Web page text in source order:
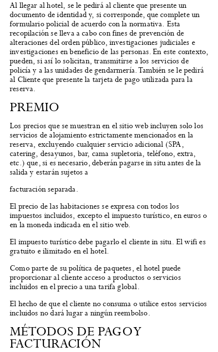
Al llegar al hotel, se le pedirá al cliente que presente un
documento de identidad y, si corresponde, que complete un
formulario policial de acuerdo con la normativa. Esta
recopilación se lleva a cabo con fines de prevención de
alteraciones del orden público, investigaciones judiciales e
investigaciones en beneficio de las personas. En este contexto,
pueden, si así lo solicitan, transmitirse a los servicios de
policía y a las unidades de gendarmería. También se le pedirá
al Cliente que presente la tarjeta de pago utilizada para la
reserva.
PREMIO
Los precios que se muestran en el sitio web incluyen solo los
servicios de alojamiento estrictamente mencionados en la
reserva, excluyendo cualquier servicio adicional (SPA,
catering, desayunos, bar, cama supletoria, teléfono, extra,
etc.) que, si es necesario, deberán pagarse in situ antes de la
salida y estarán sujetos a
facturación separada.
El precio de las habitaciones se expresa con todos los
impuestos incluidos, excepto el impuesto turístico, en euros o
en la moneda indicada en el sitio web.
El impuesto turístico debe pagarlo el cliente in situ. El wifi es
gratuito e ilimitado en el hotel.
Como parte de su política de paquetes, el hotel puede
proporcionar al cliente acceso a productos o servicios
incluidos en el precio a una tarifa global.
El hecho de que el cliente no consuma o utilice estos servicios
incluidos no dará lugar a ningún reembolso.
MÉTODOS DE PAGO Y
FACTURACIÓN